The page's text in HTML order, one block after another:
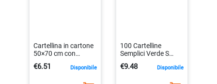
Cartellina in cartone
50×70 cm con
qualita`
€6.51 Disponibile
100 Cartelline
Semplici Verde S
€9.48 Disponibile